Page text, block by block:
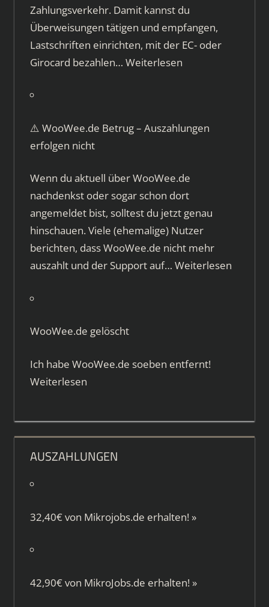
Zahlungsverkehr. Damit kannst du
Überweisungen tätigen und empfangen,
Lastschriften einrichten, mit der EC- oder
Girocard bezahlen… Weiterlesen
⚠️ WooWee.de Betrug – Auszahlungen
erfolgen nicht
Wenn du aktuell über WooWee.de
nachdenkst oder sogar schon dort
angemeldet bist, solltest du jetzt genau
hinschauen. Viele (ehemalige) Nutzer
berichten, dass WooWee.de nicht mehr
auszahlt und der Support auf… Weiterlesen
WooWee.de gelöscht
Ich habe WooWee.de soeben entfernt!
Weiterlesen
AUSZAHLUNGEN
32,40€ von Mikrojobs.de erhalten! »
42,90€ von MikroJobs.de erhalten! »